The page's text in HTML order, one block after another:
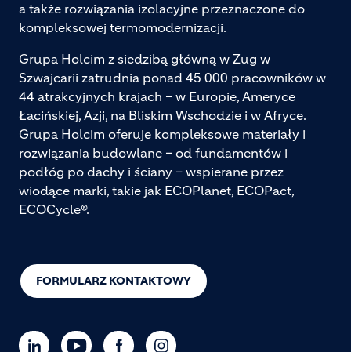
FORMULARZ KONTAKTOWY
a także rozwiązania izolacyjne przeznaczone do
kompleksowej termomodernizacji.
Grupa Holcim z siedzibą główną w Zug w
Szwajcarii zatrudnia ponad 45 000 pracowników w
44 atrakcyjnych krajach – w Europie, Ameryce
Łacińskiej, Azji, na Bliskim Wschodzie i w Afryce.
Grupa Holcim oferuje kompleksowe materiały i
rozwiązania budowlane – od fundamentów i
podłóg po dachy i ściany – wspierane przez
wiodące marki, takie jak ECOPlanet, ECOPact,
ECOCycle®.